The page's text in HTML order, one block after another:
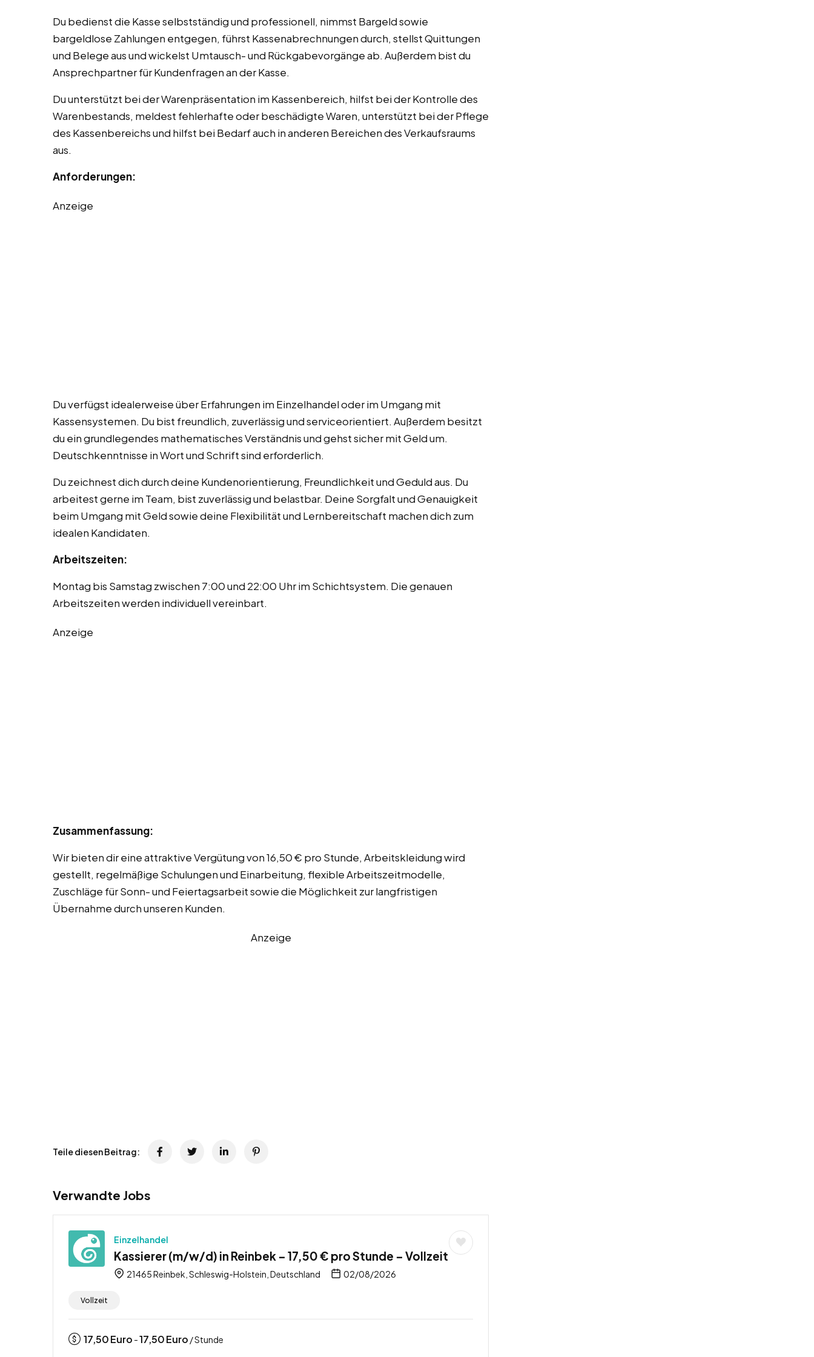
Du bedienst die Kasse selbstständig und professionell, nimmst Bargeld sowie
bargeldlose Zahlungen entgegen, führst Kassenabrechnungen durch, stellst Quittungen
und Belege aus und wickelst Umtausch- und Rückgabevorgänge ab. Außerdem bist du
Ansprechpartner für Kundenfragen an der Kasse.
Du unterstützt bei der Warenpräsentation im Kassenbereich, hilfst bei der Kontrolle des
Warenbestands, meldest fehlerhafte oder beschädigte Waren, unterstützt bei der Pflege
des Kassenbereichs und hilfst bei Bedarf auch in anderen Bereichen des Verkaufsraums
aus.
Anforderungen:
Anzeige
Du verfügst idealerweise über Erfahrungen im Einzelhandel oder im Umgang mit
Kassensystemen. Du bist freundlich, zuverlässig und serviceorientiert. Außerdem besitzt
du ein grundlegendes mathematisches Verständnis und gehst sicher mit Geld um.
Deutschkenntnisse in Wort und Schrift sind erforderlich.
Du zeichnest dich durch deine Kundenorientierung, Freundlichkeit und Geduld aus. Du
arbeitest gerne im Team, bist zuverlässig und belastbar. Deine Sorgfalt und Genauigkeit
beim Umgang mit Geld sowie deine Flexibilität und Lernbereitschaft machen dich zum
idealen Kandidaten.
Arbeitszeiten:
Montag bis Samstag zwischen 7:00 und 22:00 Uhr im Schichtsystem. Die genauen
Arbeitszeiten werden individuell vereinbart.
Anzeige
Zusammenfassung:
Wir bieten dir eine attraktive Vergütung von 16,50 € pro Stunde, Arbeitskleidung wird
gestellt, regelmäßige Schulungen und Einarbeitung, flexible Arbeitszeitmodelle,
Zuschläge für Sonn- und Feiertagsarbeit sowie die Möglichkeit zur langfristigen
Übernahme durch unseren Kunden.
Anzeige
Teile diesen Beitrag:
Verwandte Jobs
Einzelhandel
Kassierer (m/w/d) in Reinbek – 17,50 € pro Stunde – Vollzeit
21465 Reinbek, Schleswig-Holstein, Deutschland 02/08/2026
Vollzeit
17,50Euro -17,50Euro / Stunde